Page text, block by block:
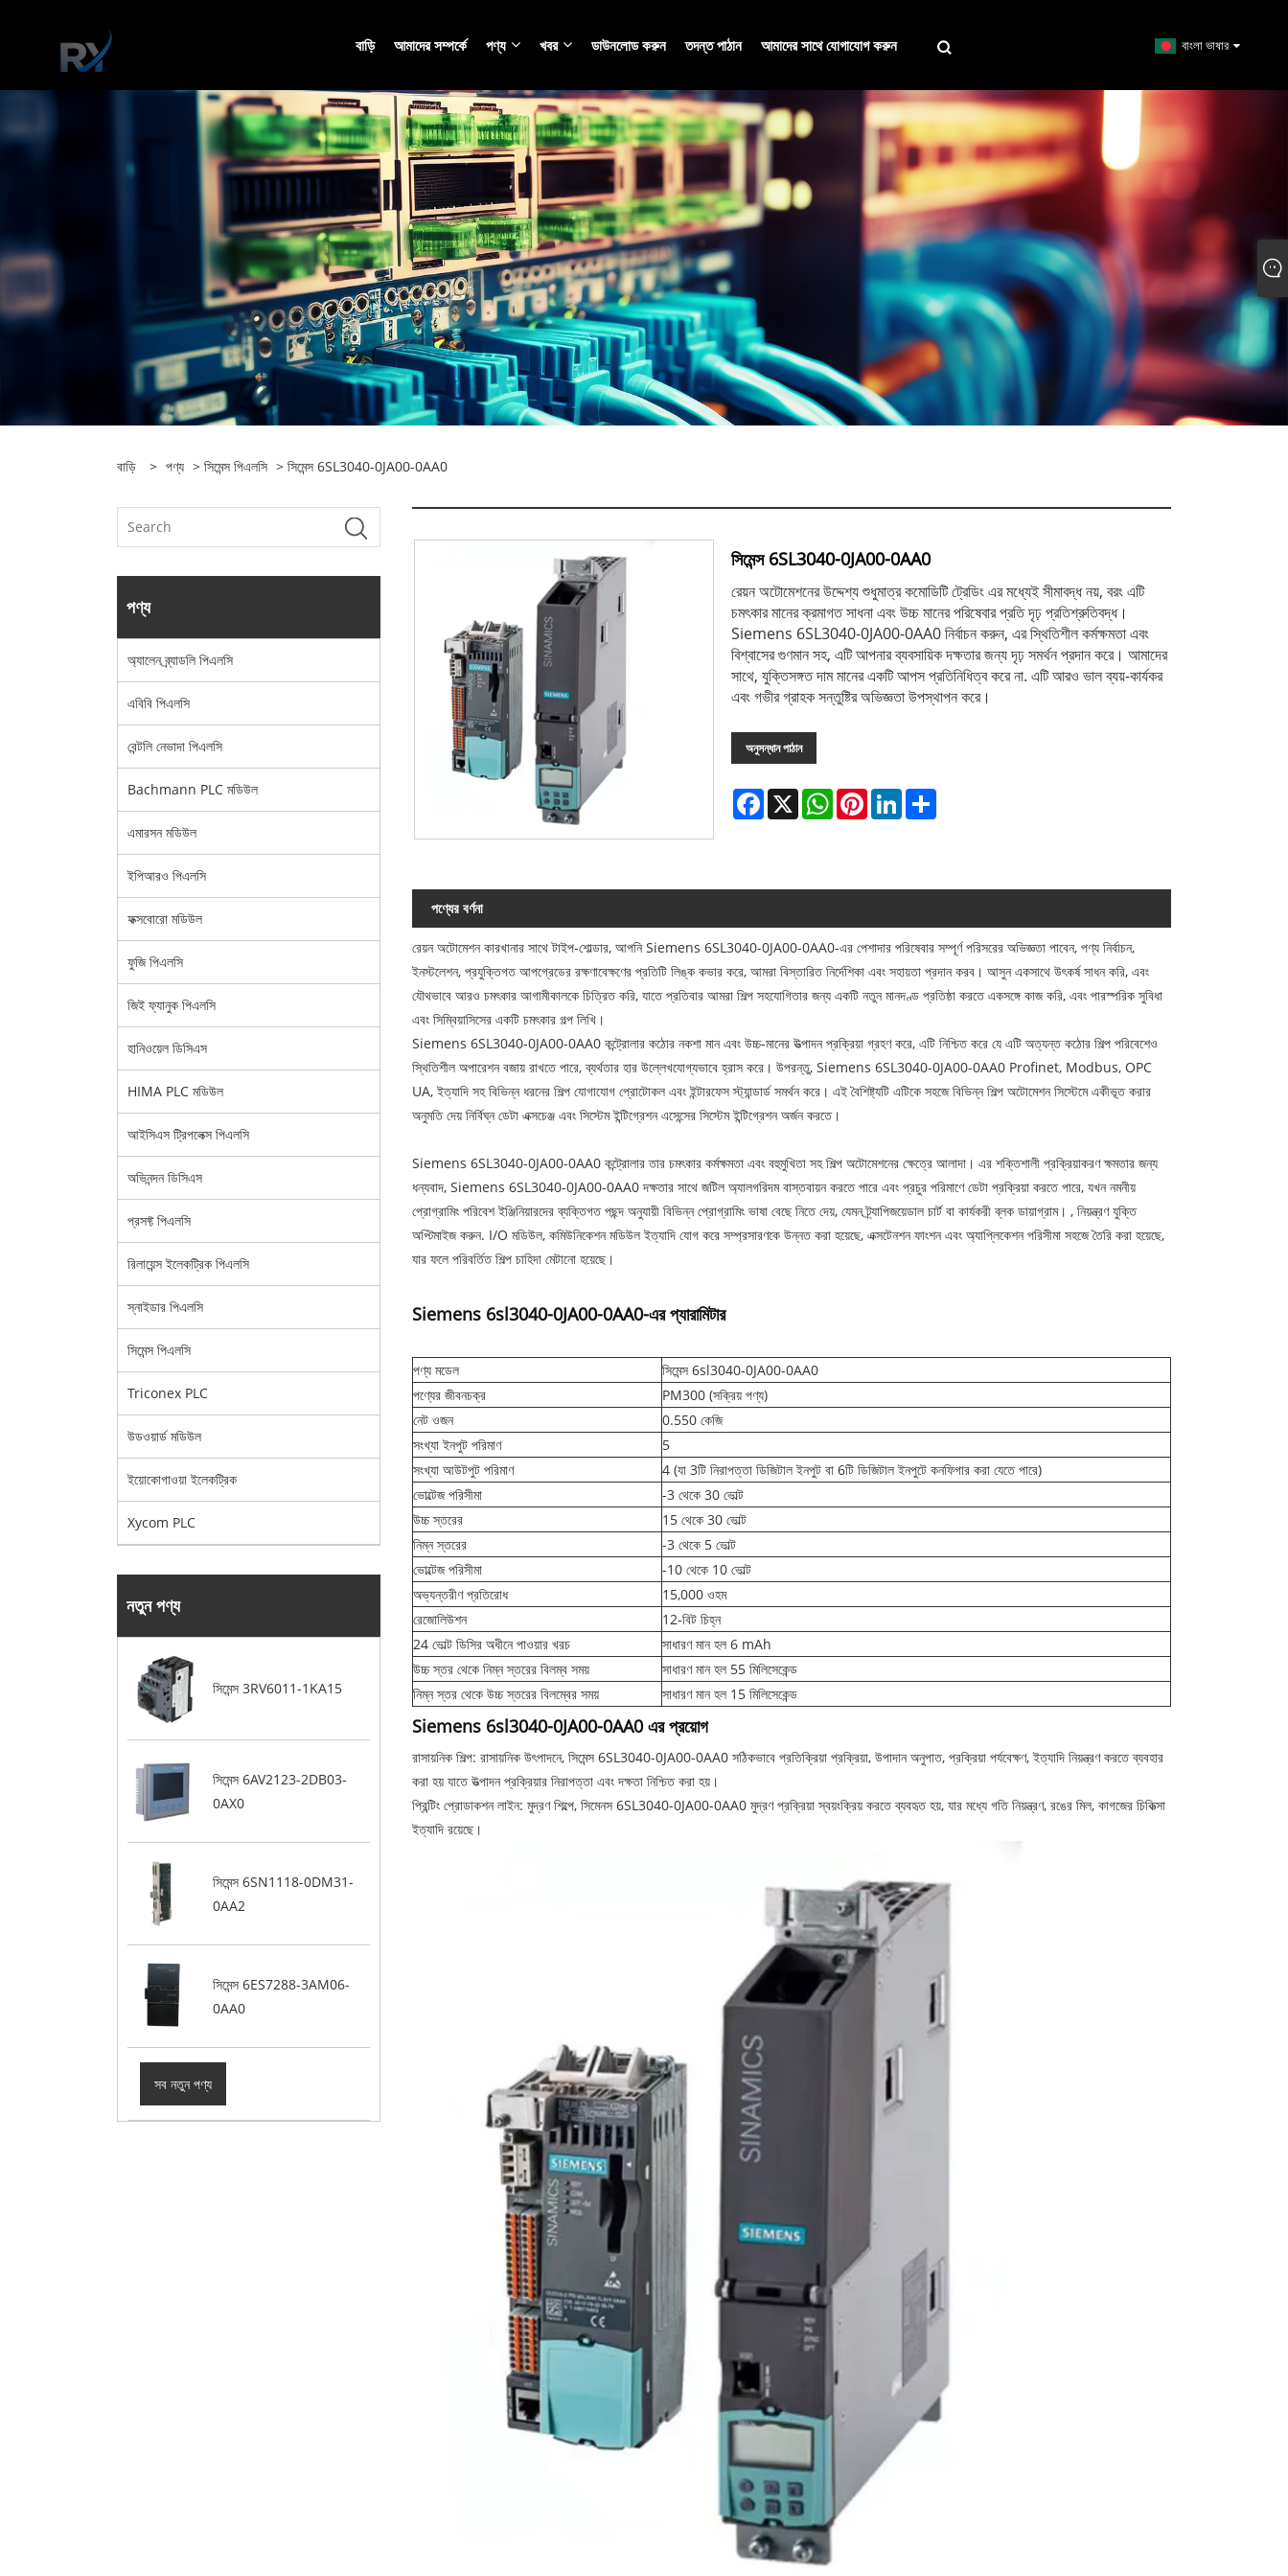
বাড়ি আমাদের সম্পর্কে পণ্য খবর ডাউনলোড করুন তদন্ত পাঠান আমাদের সাথে যোগাযোগ করুন বাংলা ভাষার
বাড়ি > পণ্য > সিমেন্স পিএলসি > সিমেন্স 6SL3040-0JA00-0AA0
পণ্য
অ্যালেন ব্র্যাডলি পিএলসি
এবিবি পিএলসি
বেন্টলি নেভাদা পিএলসি
Bachmann PLC মডিউল
এমারসন মডিউল
ইপিআরও পিএলসি
ফক্সবোরো মডিউল
ফুজি পিএলসি
জিই ফ্যানুক পিএলসি
হানিওয়েল ডিসিএস
HIMA PLC মডিউল
আইসিএস ট্রিপলেক্স পিএলসি
অভিনন্দন ডিসিএস
প্রসফ্ট পিএলসি
রিলায়েন্স ইলেকট্রিক পিএলসি
স্নাইডার পিএলসি
সিমেন্স পিএলসি
Triconex PLC
উডওয়ার্ড মডিউল
ইয়োকোগাওয়া ইলেকট্রিক
Xycom PLC
নতুন পণ্য
সিমেন্স 3RV6011-1KA15
সিমেন্স 6AV2123-2DB03-
0AX0
সিমেন্স 6SN1118-0DM31-
0AA2
সিমেন্স 6ES7288-3AM06-
0AA0
সব নতুন পণ্য
সিমেন্স 6SL3040-0JA00-0AA0
রেয়ন অটোমেশনের উদ্দেশ্য শুধুমাত্র কমোডিটি ট্রেডিং এর মধ্যেই সীমাবদ্ধ নয়, বরং এটি
চমৎকার মানের ক্রমাগত সাধনা এবং উচ্চ মানের পরিষেবার প্রতি দৃঢ় প্রতিশ্রুতিবদ্ধ।
Siemens 6SL3040-0JA00-0AA0 নির্বাচন করুন, এর স্থিতিশীল কর্মক্ষমতা এবং
বিশ্বাসের গুণমান সহ, এটি আপনার ব্যবসায়িক দক্ষতার জন্য দৃঢ় সমর্থন প্রদান করে। আমাদের
সাথে, যুক্তিসঙ্গত দাম মানের একটি আপস প্রতিনিধিত্ব করে না. এটি আরও ভাল ব্যয়-কার্যকর
এবং গভীর গ্রাহক সন্তুষ্টির অভিজ্ঞতা উপস্থাপন করে।
অনুসন্ধান পাঠান
Facebook
X WhatsAppPinterestLinkedInShare
পণ্যের বর্ণনা
রেয়ন অটোমেশন কারখানার সাথে টাইপ-শোল্ডার, আপনি Siemens 6SL3040-0JA00-0AA0-এর পেশাদার পরিষেবার সম্পূর্ণ পরিসরের অভিজ্ঞতা পাবেন, পণ্য নির্বাচন,
ইনস্টলেশন, প্রযুক্তিগত আপগ্রেডের রক্ষণাবেক্ষণের প্রতিটি লিঙ্ক কভার করে, আমরা বিস্তারিত নির্দেশিকা এবং সহায়তা প্রদান করব। আসুন একসাথে উৎকর্ষ সাধন করি, এবং
যৌথভাবে আরও চমৎকার আগামীকালকে চিত্রিত করি, যাতে প্রতিবার আমরা শিল্প সহযোগিতার জন্য একটি নতুন মানদণ্ড প্রতিষ্ঠা করতে একসঙ্গে কাজ করি, এবং পারস্পরিক সুবিধা
এবং সিম্বিয়াসিসের একটি চমৎকার গল্প লিখি।
Siemens 6SL3040-0JA00-0AA0 কন্ট্রোলার কঠোর নকশা মান এবং উচ্চ-মানের উত্পাদন প্রক্রিয়া গ্রহণ করে, এটি নিশ্চিত করে যে এটি অত্যন্ত কঠোর শিল্প পরিবেশেও
স্থিতিশীল অপারেশন বজায় রাখতে পারে, ব্যর্থতার হার উল্লেখযোগ্যভাবে হ্রাস করে। উপরন্তু, Siemens 6SL3040-0JA00-0AA0 Profinet, Modbus, OPC
UA, ইত্যাদি সহ বিভিন্ন ধরনের শিল্প যোগাযোগ প্রোটোকল এবং ইন্টারফেস স্ট্যান্ডার্ড সমর্থন করে। এই বৈশিষ্ট্যটি এটিকে সহজে বিভিন্ন শিল্প অটোমেশন সিস্টেমে একীভূত করার
অনুমতি দেয় নির্বিঘ্ন ডেটা এক্সচেঞ্জ এবং সিস্টেম ইন্টিগ্রেশন এসেন্সের সিস্টেম ইন্টিগ্রেশন অর্জন করতে।
Siemens 6SL3040-0JA00-0AA0 কন্ট্রোলার তার চমৎকার কর্মক্ষমতা এবং বহুমুখিতা সহ শিল্প অটোমেশনের ক্ষেত্রে আলাদা। এর শক্তিশালী প্রক্রিয়াকরণ ক্ষমতার জন্য
ধন্যবাদ, Siemens 6SL3040-0JA00-0AA0 দক্ষতার সাথে জটিল অ্যালগরিদম বাস্তবায়ন করতে পারে এবং প্রচুর পরিমাণে ডেটা প্রক্রিয়া করতে পারে, যখন নমনীয়
প্রোগ্রামিং পরিবেশ ইঞ্জিনিয়ারদের ব্যক্তিগত পছন্দ অনুযায়ী বিভিন্ন প্রোগ্রামিং ভাষা বেছে নিতে দেয়, যেমন ট্র্যাপিজয়েডাল চার্ট বা কার্যকরী ব্লক ডায়াগ্রাম। , নিয়ন্ত্রণ যুক্তি
অপ্টিমাইজ করুন. I/O মডিউল, কমিউনিকেশন মডিউল ইত্যাদি যোগ করে সম্প্রসারণকে উন্নত করা হয়েছে, এক্সটেনশন ফাংশন এবং অ্যাপ্লিকেশন পরিসীমা সহজে তৈরি করা হয়েছে,
যার ফলে পরিবর্তিত শিল্প চাহিদা মেটানো হয়েছে।
Siemens 6sl3040-0JA00-0AA0-এর প্যারামিটার
পণ্য মডেল
সিমেন্স 6sl3040-0JA00-0AA0
পণ্যের জীবনচক্র
PM300 (সক্রিয় পণ্য)
নেট ওজন
0.550 কেজি
সংখ্যা ইনপুট পরিমাণ
5
সংখ্যা আউটপুট পরিমাণ
4 (যা 3টি নিরাপত্তা ডিজিটাল ইনপুট বা 6টি ডিজিটাল ইনপুটে কনফিগার করা যেতে পারে)
ভোল্টেজ পরিসীমা
-3 থেকে 30 ভোল্ট
উচ্চ স্তরের
15 থেকে 30 ভোল্ট
নিম্ন স্তরের
-3 থেকে 5 ভোল্ট
ভোল্টেজ পরিসীমা
-10 থেকে 10 ভোল্ট
অভ্যন্তরীণ প্রতিরোধ
15,000 ওহম
রেজোলিউশন
12-বিট চিহ্ন
24 ভোল্ট ডিসির অধীনে পাওয়ার খরচ
সাধারণ মান হল 6 mAh
উচ্চ স্তর থেকে নিম্ন স্তরের বিলম্ব সময়
সাধারণ মান হল 55 মিলিসেকেন্ড
নিম্ন স্তর থেকে উচ্চ স্তরের বিলম্বের সময়
সাধারণ মান হল 15 মিলিসেকেন্ড
Siemens 6sl3040-0JA00-0AA0 এর প্রয়োগ
রাসায়নিক শিল্প: রাসায়নিক উৎপাদনে, সিমেন্স 6SL3040-0JA00-0AA0 সঠিকভাবে প্রতিক্রিয়া প্রক্রিয়া, উপাদান অনুপাত, প্রক্রিয়া পর্যবেক্ষণ, ইত্যাদি নিয়ন্ত্রণ করতে ব্যবহার
করা হয় যাতে উত্পাদন প্রক্রিয়ার নিরাপত্তা এবং দক্ষতা নিশ্চিত করা হয়।
প্রিন্টিং প্রোডাকশন লাইন: মুদ্রণ শিল্পে, সিমেনস 6SL3040-0JA00-0AA0 মুদ্রণ প্রক্রিয়া স্বয়ংক্রিয় করতে ব্যবহৃত হয়, যার মধ্যে গতি নিয়ন্ত্রণ, রঙের মিল, কাগজের চিকিত্সা
ইত্যাদি রয়েছে।